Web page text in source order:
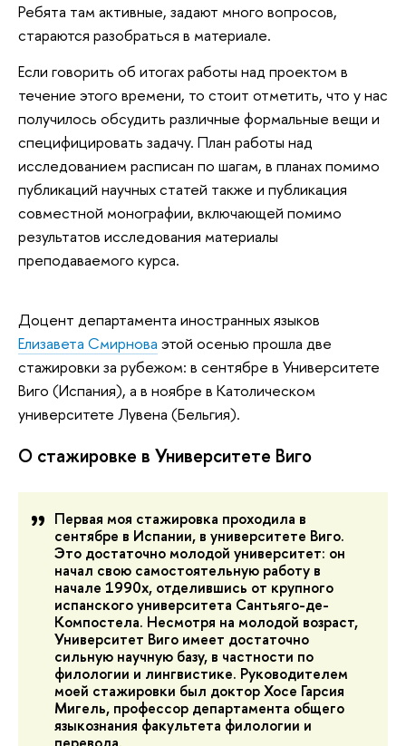
Ребята там активные, задают много вопросов,
стараются разобраться в материале.
Если говорить об итогах работы над проектом в
течение этого времени, то стоит отметить, что у нас
получилось обсудить различные формальные вещи и
специфицировать задачу. План работы над
исследованием расписан по шагам, в планах помимо
публикаций научных статей также и публикация
совместной монографии, включающей помимо
результатов исследования материалы
преподаваемого курса.
Доцент департамента иностранных языков
Елизавета Смирнова этой осенью прошла две
стажировки за рубежом: в сентябре в Университете
Виго (Испания), а в ноябре в Католическом
университете Лувена (Бельгия).
О стажировке в Университете Виго
Первая моя стажировка проходила в
сентябре в Испании, в университете Виго.
Это достаточно молодой университет: он
начал свою самостоятельную работу в
начале 1990х, отделившись от крупного
испанского университета Сантьяго-де-
Компостела. Несмотря на молодой возраст,
Университет Виго имеет достаточно
сильную научную базу, в частности по
филологии и лингвистике. Руководителем
моей стажировки был докторХосе Гарсия
Мигель, профессор департамента общего
языкознания факультета филологии и